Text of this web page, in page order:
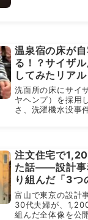
温泉宿の床が
る！？サイザ
してみたリア
洗面所の床にサイ
ヤヘンプ）を採用
さ、洗濯機水没事
注文住宅で
た話——設計事
り組んだ「3つ
富山で東京の設計
30代夫婦が、
組んだ全体像を公